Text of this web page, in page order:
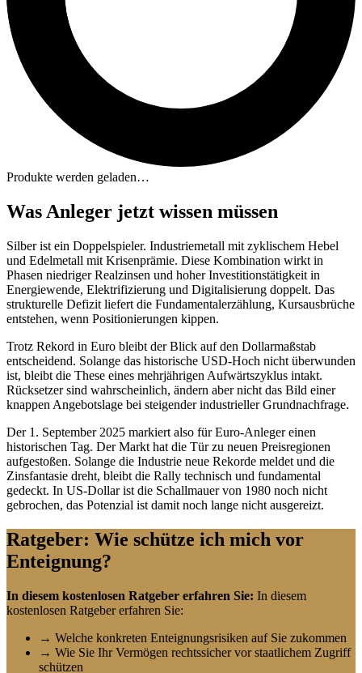
Produkte werden geladen…
Was Anleger jetzt wissen müssen
Silber ist ein Doppelspieler. Industriemetall mit zyklischem Hebel
und Edelmetall mit Krisenprämie. Diese Kombination wirkt in
Phasen niedriger Realzinsen und hoher Investitionstätigkeit in
Energiewende, Elektrifizierung und Digitalisierung doppelt. Das
strukturelle Defizit liefert die Fundamentalerzählung, Kursausbrüche
entstehen, wenn Positionierungen kippen.
Trotz Rekord in Euro bleibt der Blick auf den Dollarmaßstab
entscheidend. Solange das historische USD-Hoch nicht überwunden
ist, bleibt die These eines mehrjährigen Aufwärtszyklus intakt.
Rücksetzer sind wahrscheinlich, ändern aber nicht das Bild einer
knappen Angebotslage bei steigender industrieller Grundnachfrage.
Der 1. September 2025 markiert also für Euro-Anleger einen
historischen Tag. Der Markt hat die Tür zu neuen Preisregionen
aufgestoßen. Solange die Industrie neue Rekorde meldet und die
Zinsfantasie dreht, bleibt die Rally technisch und fundamental
gedeckt. In US-Dollar ist die Schallmauer von 1980 noch nicht
gebrochen, das Potenzial ist damit noch lange nicht ausgereizt.
Ratgeber: Wie schütze ich mich vor
Enteignung?
In diesem kostenlosen Ratgeber erfahren Sie: In diesem
kostenlosen Ratgeber erfahren Sie:
→ Welche konkreten Enteignungsrisiken auf Sie zukommen
→ Wie Sie Ihr Vermögen rechtssicher vor staatlichem Zugriff
schützen